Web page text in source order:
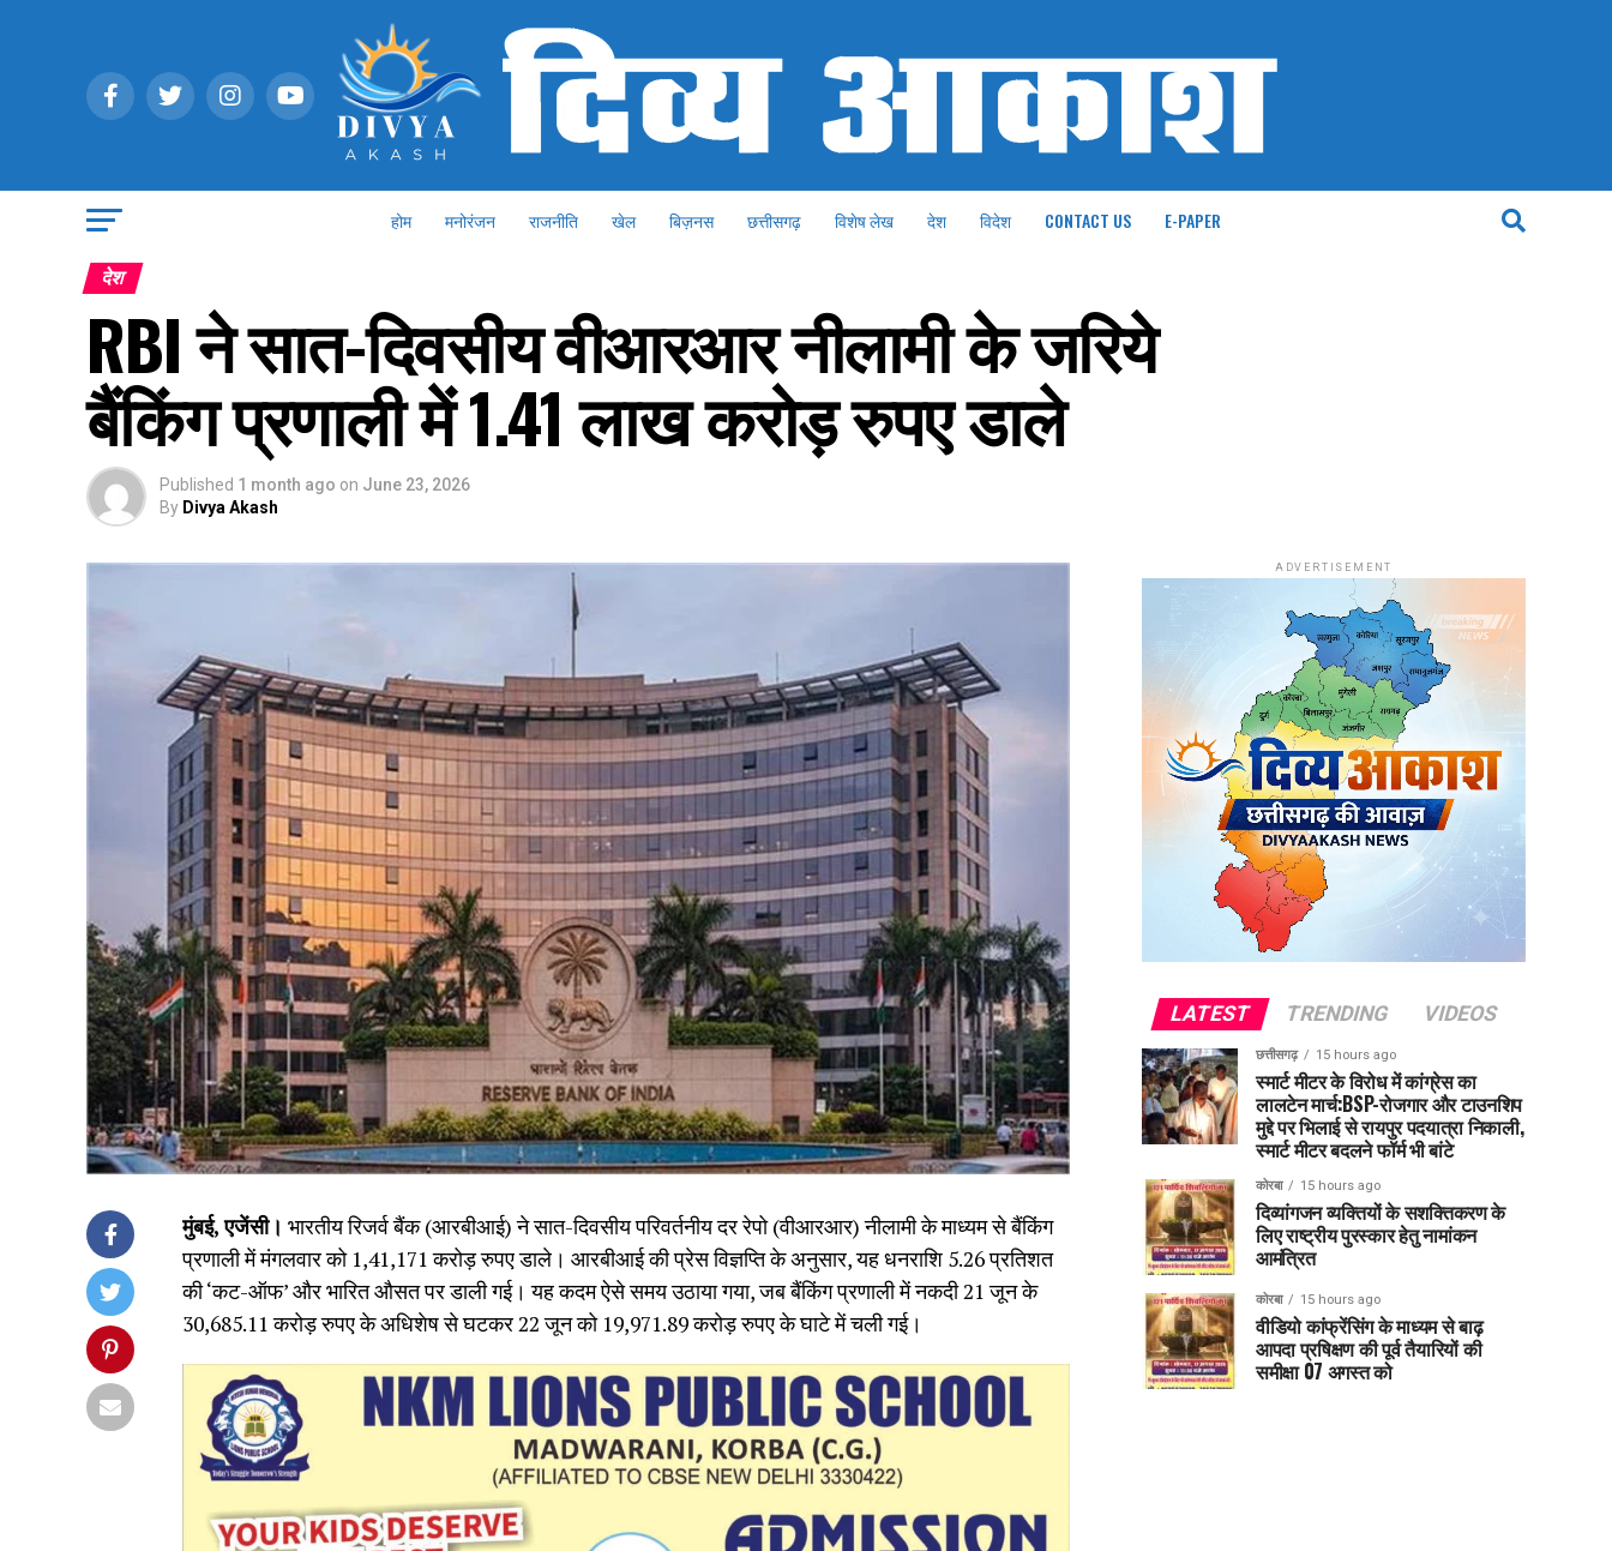
होम मनोरंजन राजनीति खेल बिज़नस छत्तीसगढ़ विशेष लेख देश विदेश CONTACT US E-PAPER
देश
RBI ने सात-दिवसीय वीआरआर नीलामी के जरिये
बैंकिंग प्रणाली में 1.41 लाख करोड़ रुपए डाले
Published 1 month ago on June 23, 2026
By Divya Akash
मुंबई, एजेंसी। भारतीय रिजर्व बैंक (आरबीआई) ने सात-दिवसीय परिवर्तनीय दर रेपो (वीआरआर) नीलामी के माध्यम से बैंकिंग
प्रणाली में मंगलवार को 1,41,171 करोड़ रुपए डाले। आरबीआई की प्रेस विज्ञप्ति के अनुसार, यह धनराशि 5.26 प्रतिशत
की ‘कट-ऑफ’ और भारित औसत पर डाली गई। यह कदम ऐसे समय उठाया गया, जब बैंकिंग प्रणाली में नकदी 21 जून के
30,685.11 करोड़ रुपए के अधिशेष से घटकर 22 जून को 19,971.89 करोड़ रुपए के घाटे में चली गई।
ADVERTISEMENT
LATEST TRENDING VIDEOS
छत्तीसगढ़ 15 hours ago
स्मार्ट मीटर के विरोध में कांग्रेस का
लालटेन मार्च:BSP-रोजगार और टाउनशिप
मुद्दे पर भिलाई से रायपुर पदयात्रा निकाली,
स्मार्ट मीटर बदलने फॉर्म भी बांटे
कोरबा 15 hours ago
दिव्यांगजन व्यक्तियों के सशक्तिकरण के
लिए राष्ट्रीय पुरस्कार हेतु नामांकन
आमंत्रित
कोरबा 15 hours ago
वीडियो कांफ्रेंसिंग के माध्यम से बाढ़
आपदा प्रषिक्षण की पूर्व तैयारियों की
समीक्षा 07 अगस्त को